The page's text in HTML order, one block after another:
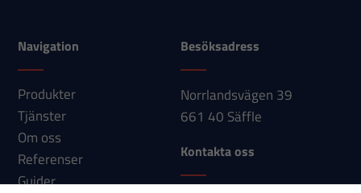
Navigation
Produkter
Tjänster
Om oss
Referenser
Guider
Besöksadress
Norrlandsvägen 39
661 40 Säffle
Kontakta oss
hemsidans
och
uppbyggnad,
hur
hemsidan